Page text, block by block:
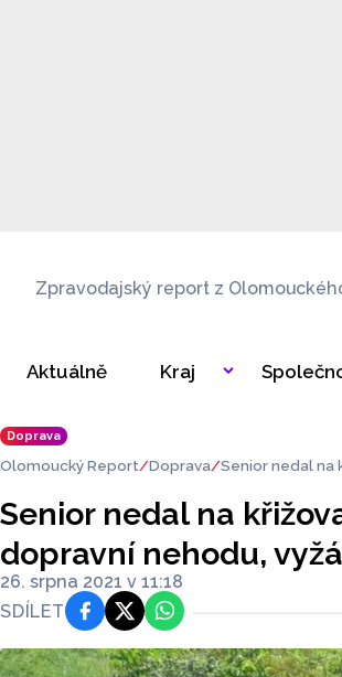
Zpravodajský report z
Aktuálně Kraj
Doprava
Olomoucký Report Doprava
Senior nedal na
Senior nedal na
dopravní nehodu,
26. srpna 2021 v 11:18
SDÍLET
FacebookPlatforma X
WhatsApp